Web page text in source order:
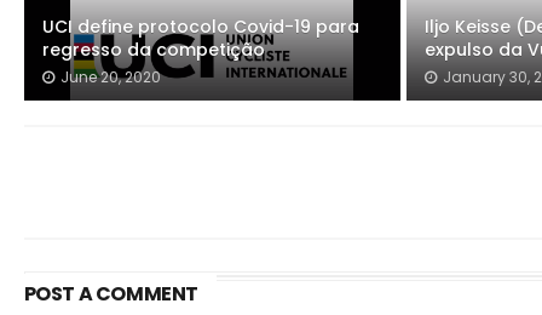
UCI define protocolo Covid-19 para
regresso da competição
June 20, 2020
Iljo Keisse
expulso da
January 30,
POST A COMMENT